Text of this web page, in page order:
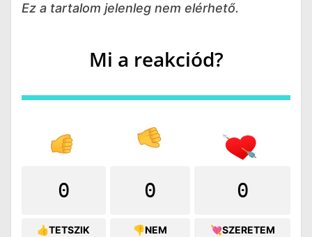
Ez a tartalom jelenleg nem elérhető.
Mi a reakciód?
0
👍TETSZIK
0
👎NEM
0
💘SZERETEM